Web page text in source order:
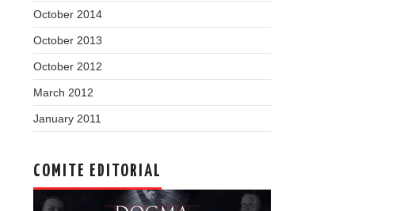
October 2014
October 2013
October 2012
March 2012
January 2011
COMITE EDITORIAL